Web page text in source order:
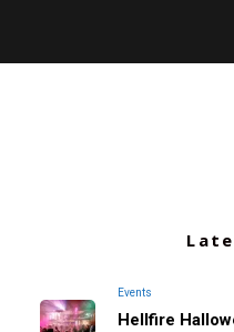
Events
Hellfire